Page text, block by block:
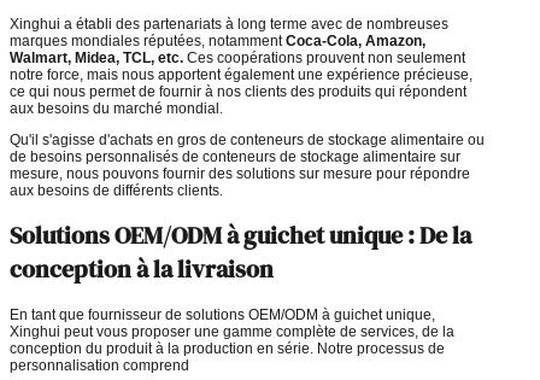
Xinghui a établi des partenariats à long terme avec de nombreuses
marques mondiales réputées, notammentCoca-Cola, Amazon,
Walmart, Midea, TCL, etc. Ces coopérations prouvent non seulement
notre force, mais nous apportent également une expérience précieuse,
ce qui nous permet de fournir à nos clients des produits qui répondent
aux besoins du marché mondial.
Qu'il s'agisse d'achats en gros de conteneurs de stockage alimentaire ou
de besoins personnalisés de conteneurs de stockage alimentaire sur
mesure, nous pouvons fournir des solutions sur mesure pour répondre
aux besoins de différents clients.
Solutions OEM/ODM à guichet unique : De la
conception à la livraison
En tant que fournisseur de solutions OEM/ODM à guichet unique,
Xinghui peut vous proposer une gamme complète de services, de la
conception du produit à la production en série. Notre processus de
personnalisation comprend